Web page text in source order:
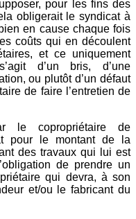
pour les fins des
obligerait le syndicat à
en cause chaque fois
coûts qui en découlent
et ce uniquement
d’un bris, d’une
ou plutôt d’un défaut
de faire l’entretien de
le copropriétaire de
pour le montant de la
des travaux qui lui est
de prendre un
qui devra, à son
et/ou le fabricant du